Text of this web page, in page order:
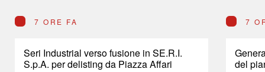
7 ORE FA
Seri Industrial verso fusione in SE.R.I.
S.p.A. per delisting da Piazza Affari
7
del